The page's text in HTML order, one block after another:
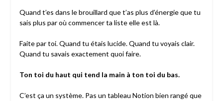
Quand t’es dans le brouillard que t’as plus d’énergie que tu
sais plus par où commencer ta liste elle est là.
Faite par toi. Quand tu étais lucide. Quand tu voyais clair.
Quand tu savais exactement quoi faire.
Ton toi du haut qui tend la main à ton toi du bas.
C’est ça un système. Pas un tableau Notion bien rangé que